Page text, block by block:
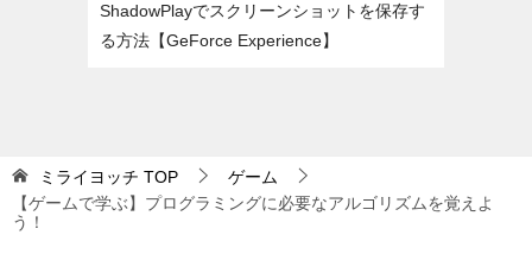
ShadowPlayでスクリーンショットを保存す
る方法【GeForce Experience】
ミライヨッチ TOP
ゲーム
【ゲームで学ぶ】プログラミングに必要なアルゴリズムを覚えよ
う！